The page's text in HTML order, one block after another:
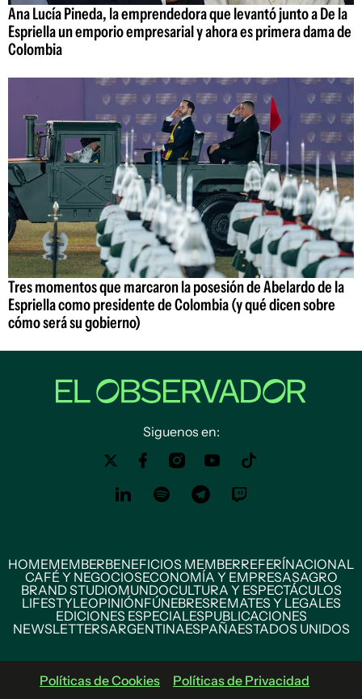
Ana Lucía Pineda, la emprendedora que levantó junto a De la
Espriella un emporio empresarial y ahora es primera dama de
Colombia
Tres momentos que marcaron la posesión de Abelardo de la
Espriella como presidente de Colombia (y qué dicen sobre
cómo será su gobierno)
Siguenos en:
HOMEMEMBERBENEFICIOS MEMBERREFERÍNACIONAL
CAFÉ Y NEGOCIOSECONOMÍA Y EMPRESASAGRO
BRAND STUDIOMUNDOCULTURA Y ESPECTÁCULOS
LIFESTYLEOPINIÓNFÚNEBRESREMATES Y LEGALES
EDICIONES ESPECIALESPUBLICACIONES
NEWSLETTERSARGENTINAESPAÑAESTADOS UNIDOS
Políticas de Cookies Políticas de Privacidad